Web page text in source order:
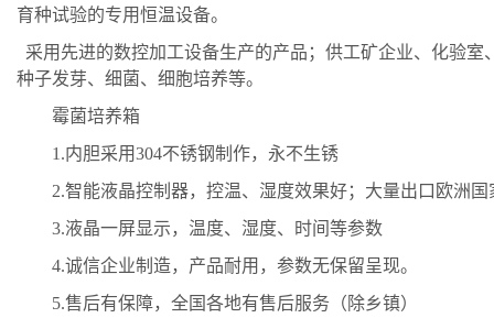
育种试验的专用恒温设备。
采用先进的数控加工设备生产的产品；供工矿企业、化验室
种子发芽、细菌、细胞培养等。
霉菌培养箱
1.内胆采用304不锈钢制作，永不生锈
2.智能液晶控制器，控温、 湿度效果好；大量出口欧洲国
3.液晶一屏显示，温度、湿度、
时间等参数
4.诚信企业制造，产品耐用，参数无保留呈现。
5.售后有保障，全国各地有售后服务（除乡镇）